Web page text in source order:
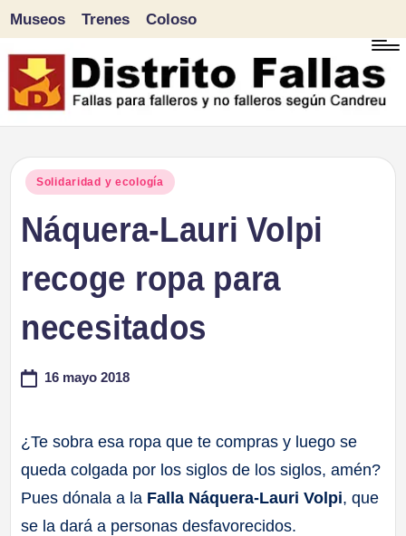
Saltar
al
Museos Trenes Coloso
Publicado
Solidaridad y ecología
Náquera-Lauri Volpi
recoge ropa para
necesitados
16 mayo 2018
¿Te sobra esa ropa que te compras y luego se
queda colgada por los siglos de los siglos, amén?
Pues dónala a la Falla Náquera-Lauri Volpi, que
se la dará a personas desfavorecidos.